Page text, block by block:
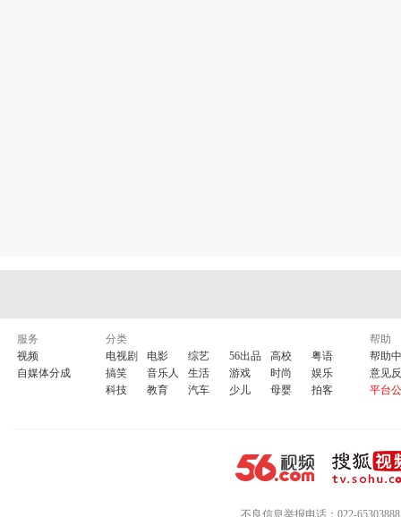
服务
视频
自媒体分成
分类
电视剧
电影 综艺 56出品 高校
粤语
搞笑
音乐人 生活 游戏 时尚
娱乐
科技
教育 汽车 少儿 母婴 拍客
帮助
帮助
意见
平台
不良信息举报电话：022-65303888